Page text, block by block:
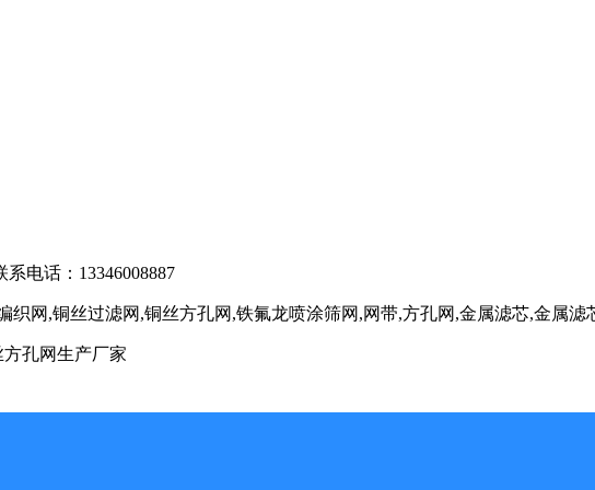
系电话：13346008887
网,铜丝过滤网,铜丝方孔网,铁氟龙喷涂筛网,网带,方孔网,金属滤芯,金属滤
孔网生产厂家